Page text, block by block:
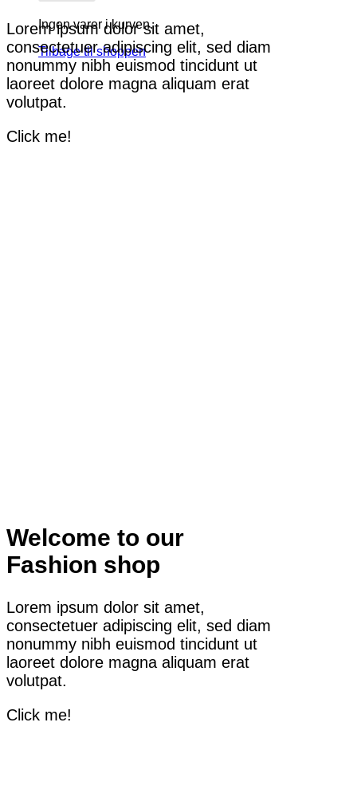
Ingen varer i kurven.
Tilbage til shoppen
Lorem ipsum dolor sit amet,
consectetuer adipiscing elit, sed diam
nonummy nibh euismod tincidunt ut
laoreet dolore magna aliquam erat
volutpat.
Click me!
Welcome to our
Fashion shop
Lorem ipsum dolor sit amet,
consectetuer adipiscing elit, sed diam
nonummy nibh euismod tincidunt ut
laoreet dolore magna aliquam erat
volutpat.
Click me!